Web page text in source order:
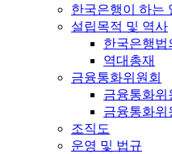
한국은행이 하는
설립목적 및 역사
한국은행법
역대총재
금융통화위원회
금융통화위
금융통화위
조직도
운영 및 법규